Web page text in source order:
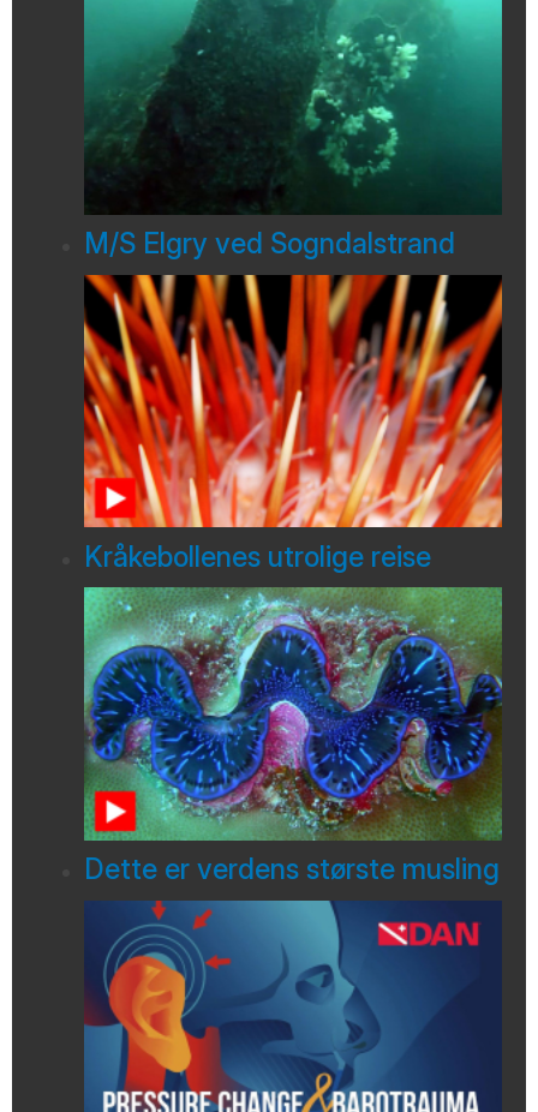
M/S Elgry ved Sogndalstrand
Kråkebollenes utrolige reise
Dette er verdens største musling